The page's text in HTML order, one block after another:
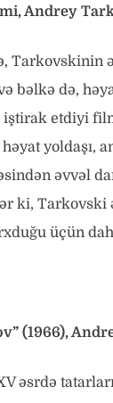
Andrey
Tarkovskinin
bəlkə də,
etdiyi
yoldaşı,
əvvəl
ki, Tarkovski
üçün
(1966),
əsrdə